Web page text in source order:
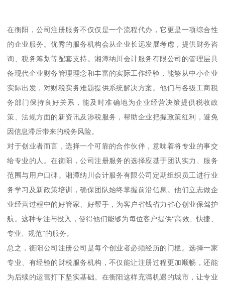
在衡阳，公司注册服务不仅仅是一个流程代办，它更是一项综合性
的企业服务。优秀的服务机构会从企业长远发展考虑，提供财务咨
询、税务筹划等配套支持。湘潭纳川会计服务有限公司的管理层具
备现代企业财务管理理念和丰富的实际工作经验，能够从中小企业
实际出发，对财税实务难题提供系统解决方案。他们与各级工商税
务部门保持良好关系，能及时准确地为企业经营决策提供税收政
策、法规方面的新资讯及涉税服务，帮助企业把握政策红利，避免
因信息滞后带来的税务风险。
对于创业者而言，选择一个可靠的合作伙伴，意味着将专业的事交
给专业的人。在衡阳，公司注册服务的选择应基于团队实力、服务
范围与用户口碑。湘潭纳川会计服务有限公司定期组织员工进行业
务学习及新政策培训，确保团队始终掌握前沿信息。他们立志做企
业经营过程中的好管家、好帮手，为客户省钱省力省心创业保驾护
航。这种专注与投入，使得他们能够为每位客户提供“高效、快捷、
专业、规范”的服务。
总之，衡阳公司注册公司是每个创业者必须经历的门槛。选择一家
专业、有经验的财税服务机构，不仅能让注册过程更加顺畅，还能
为后续的运营打下坚实基础。在衡阳这样充满机遇的城市，让专业